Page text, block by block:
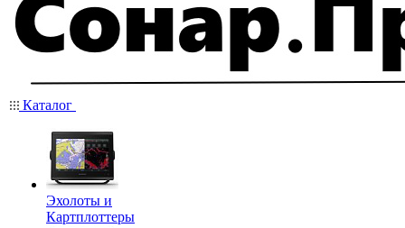
Каталог
Эхолоты и
Картплоттеры